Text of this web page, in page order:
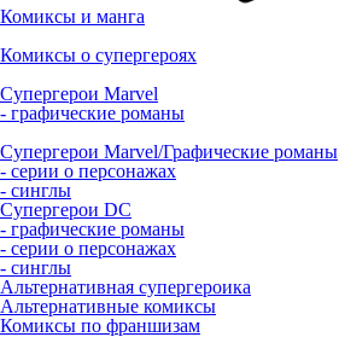
Комиксы и манга
Комиксы о супергероях
Супергерои Marvel
- графические романы
Супергерои Marvel/Графические романы
- серии о персонажах
- синглы
Супергерои DC
- графические романы
- серии о персонажах
- синглы
Альтернативная супергероика
Альтернативные комиксы
Комиксы по франшизам